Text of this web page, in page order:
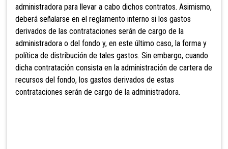
administradora para llevar a cabo dichos contratos. Asimismo,
deberá señalarse en el reglamento interno si los gastos
derivados de las contrataciones serán de cargo de la
administradora o del fondo y, en este último caso, la forma y
política de distribución de tales gastos. Sin embargo, cuando
dicha contratación consista en la administración de cartera de
recursos del fondo, los gastos derivados de estas
contrataciones serán de cargo de la administradora.